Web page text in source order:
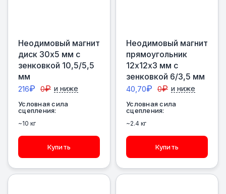
Неодимовый магнит
диск 30х5 мм с
зенковкой 10,5/5,5
мм
216₽ 0₽ и ниже
Условная сила
сцепления:
~10 кг
Купить
Неодимовый магнит
прямоугольник
12х12х3 мм с
зенковкой 6/3,5 мм
40,70₽ 0₽ и ниже
Условная сила
сцепления:
~2.4 кг
Купить